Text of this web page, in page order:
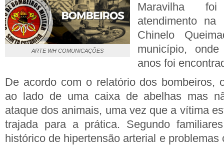
ARTE WH COMUNICAÇÕES
Maravilha
atendimento na
Chinelo
município,
anos foi
De acordo com o relatório dos bombeiros,
ao lado de uma caixa de abelhas mas
ataque dos animais, uma vez que a vítima
trajada para a prática. Segundo
histórico de hipertensão arterial e